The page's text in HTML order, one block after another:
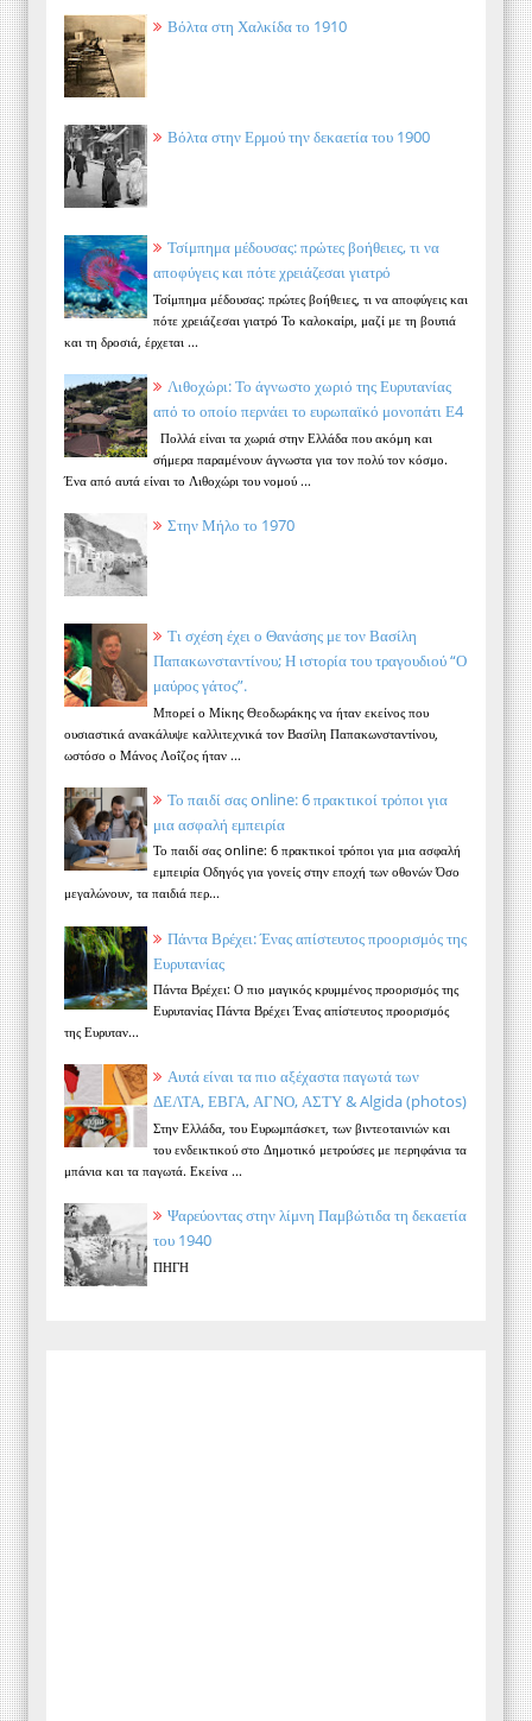
Βόλτα στη Χαλκίδα το 1910
Βόλτα στην Ερμού την δεκαετία του 1900
Τσίμπημα μέδουσας: πρώτες βοήθειες, τι να
αποφύγεις και πότε χρειάζεσαι γιατρό
Τσίμπημα μέδουσας: πρώτες βοήθειες, τι να αποφύγεις και
πότε χρειάζεσαι γιατρό Το καλοκαίρι, μαζί με τη βουτιά
και τη δροσιά, έρχεται ...
Λιθοχώρι: Το άγνωστο χωριό της Ευρυτανίας
από το οποίο περνάει το ευρωπαϊκό μονοπάτι Ε4
Πολλά είναι τα χωριά στην Ελλάδα που ακόμη και
σήμερα παραμένουν άγνωστα για τον πολύ τον κόσμο.
Ένα από αυτά είναι το Λιθοχώρι του νομού ...
Στην Μήλο το 1970
Τι σχέση έχει ο Θανάσης με τον Βασίλη
Παπακωνσταντίνου; Η ιστορία του τραγουδιού “Ο
μαύρος γάτος”.
Μπορεί ο Μίκης Θεοδωράκης να ήταν εκείνος που
ουσιαστικά ανακάλυψε καλλιτεχνικά τον Βασίλη Παπακωνσταντίνου,
ωστόσο ο Μάνος Λοΐζος ήταν ...
Το παιδί σας online: 6 πρακτικοί τρόποι για
μια ασφαλή εμπειρία
Το παιδί σας online: 6 πρακτικοί τρόποι για μια ασφαλή
εμπειρία Οδηγός για γονείς στην εποχή των οθονών Όσο
μεγαλώνουν, τα παιδιά περ...
Πάντα Βρέχει: Ένας απίστευτος προορισμός της
Ευρυτανίας
Πάντα Βρέχει: Ο πιο μαγικός κρυμμένος προορισμός της
Ευρυτανίας Πάντα Βρέχει Ένας απίστευτος προορισμός
της Ευρυταν...
Αυτά είναι τα πιο αξέχαστα παγωτά των
ΔΕΛΤΑ, ΕΒΓΑ, ΑΓΝΟ, ΑΣΤΥ & Algida (photos)
Στην Ελλάδα, του Ευρωμπάσκετ, των βιντεοταινιών και
του ενδεικτικού στο Δημοτικό μετρούσες με περηφάνια τα
μπάνια και τα παγωτά. Εκείνα ...
Ψαρεύοντας στην λίμνη Παμβώτιδα τη δεκαετία
του 1940
ΠΗΓΗ